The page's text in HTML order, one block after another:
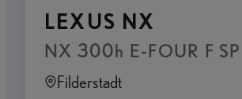
LEXUS NX
NX 300h E-FOUR F
Filderstadt